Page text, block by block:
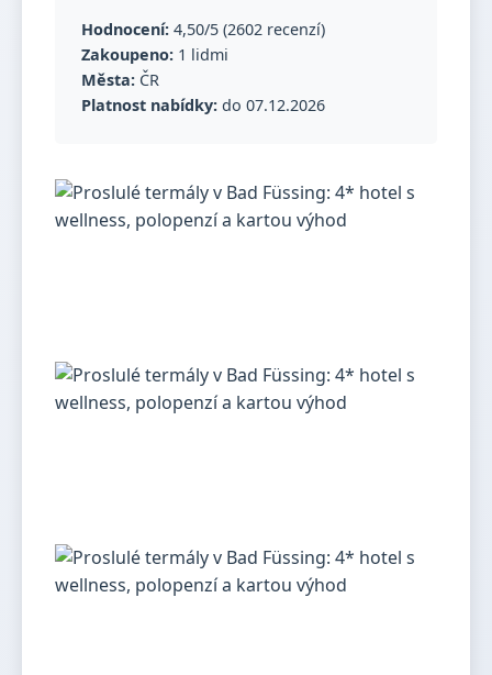
Hodnocení: 4,50/5 (2602 recenzí)
Zakoupeno: 1 lidmi
Města: ČR
Platnost nabídky: do 07.12.2026